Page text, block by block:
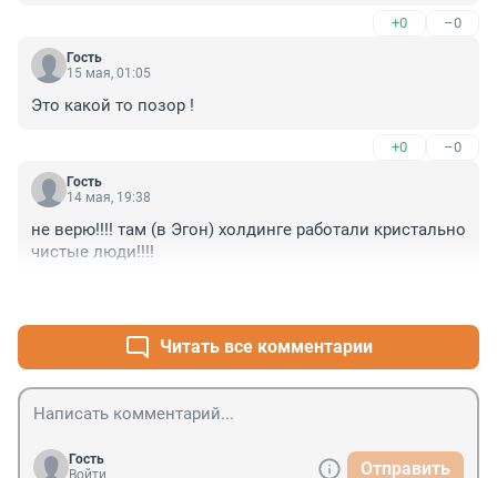
+0 –0
Гость
15 мая, 01:05
Это какой то позор !
+0 –0
Гость
14 мая, 19:38
не верю!!!! там (в Эгон) холдинге работали кристально
чистые люди!!!!
Читать все комментарии
Гость
Войти
Отправить